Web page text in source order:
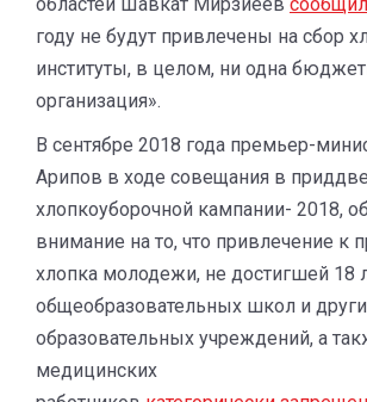
году не будут привлечены на сбор
институты, в целом, ни одна
организация».
В сентябре 2018 года премьер-
Арипов в ходе совещания в
хлопкоуборочной кампании- 2018,
внимание на то, что привлечение к
хлопка молодежи, не достигшей 18
общеобразовательных школ и
образовательных учреждений, а
медицинских